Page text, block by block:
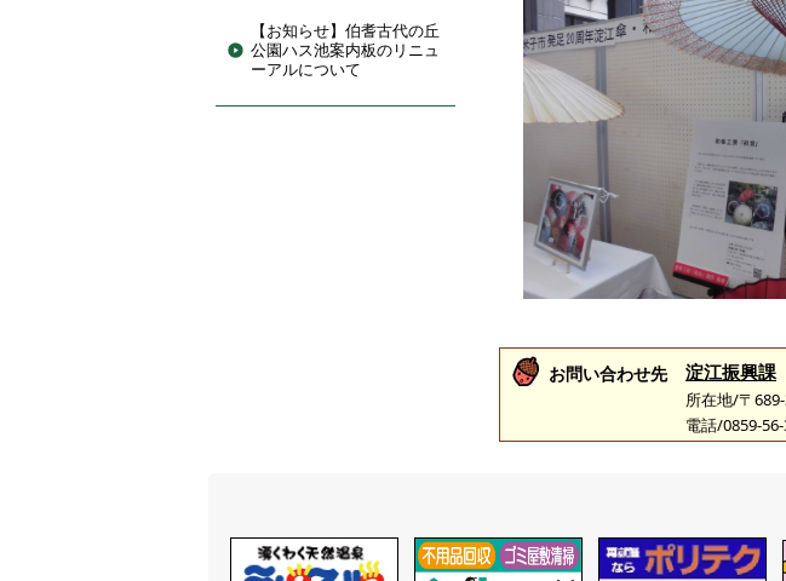
【お知らせ】伯耆古代の丘
公園ハス池案内板のリニュ
ーアルについて
お問い合わせ先 淀江振興課
所在地/〒
電話/0859-